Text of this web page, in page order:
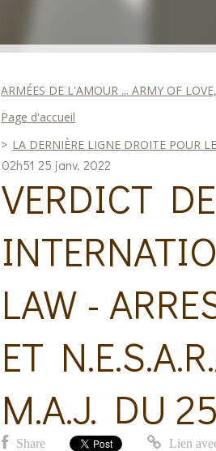
ARMÉES DE L'AMOUR ... ARMY OF
Page d'accueil
LA DERNIÈRE LIGNE DROITE POUR
02h51 25 janv. 2022
VERDICT
LAW -
ET
M.A.J. DU
Share Lien